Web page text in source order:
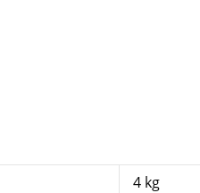
4 kg